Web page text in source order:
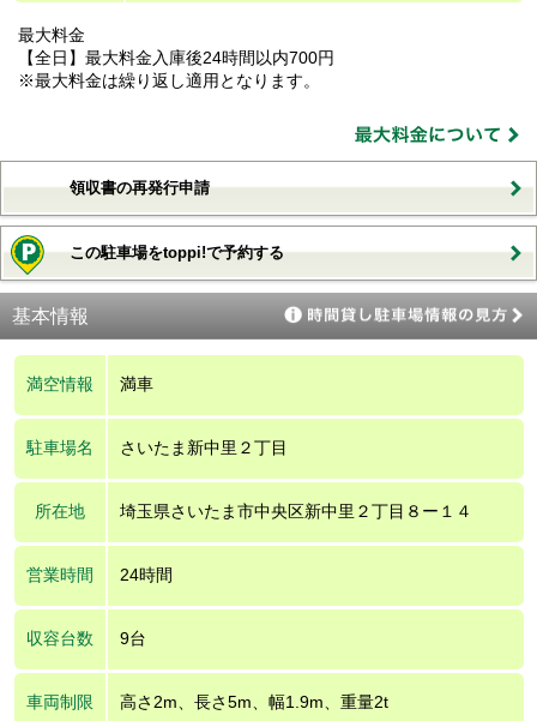
最大料金
【全日】最大料金入庫後24時間以内700円
※最大料金は繰り返し適用となります。
領収書の再発行申請
この駐車場をtoppi!で予約する
基本情報
満空情報 満車
駐車場名 さいたま新中里２丁目
所在地 埼玉県さいたま市中央区新中里２丁目８ー１４
営業時間 24時間
収容台数 9台
車両制限 高さ2m、長さ5m、幅1.9m、重量2t